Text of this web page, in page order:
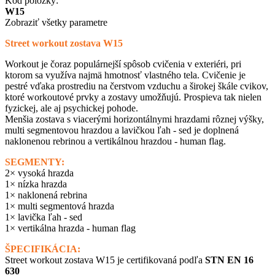
W15
Zobraziť všetky parametre
Street workout zostava W15
Workout je čoraz populárnejší spôsob cvičenia v exteriéri, pri
ktorom sa využíva najmä hmotnosť vlastného tela. Cvičenie je
pestré vďaka prostrediu na čerstvom vzduchu a širokej škále cvikov,
ktoré workoutové prvky a zostavy umožňujú. Prospieva tak nielen
fyzickej, ale aj psychickej pohode.
Menšia zostava s viacerými horizontálnymi hrazdami rôznej výšky,
multi segmentovou hrazdou a lavičkou ľah - sed je doplnená
naklonenou rebrinou a vertikálnou hrazdou - human flag.
SEGMENTY:
2× vysoká hrazda
1× nízka hrazda
1× naklonená rebrina
1× multi segmentová hrazda
1× lavička ľah - sed
1× vertikálna hrazda - human flag
ŠPECIFIKÁCIA:
Street workout zostava W15 je certifikovaná podľa STN EN 16
630